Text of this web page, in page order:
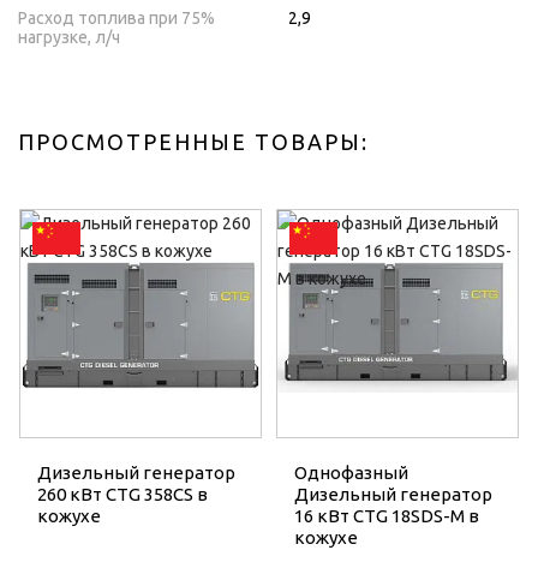
Расход топлива при 75%
нагрузке, л/ч
2,9
ПРОСМОТРЕННЫЕ ТОВАРЫ:
Дизельный генератор
260 кВт CTG 358CS в
кожухе
Однофазный
Дизельный генератор
16 кВт CTG 18SDS-M в
кожухе